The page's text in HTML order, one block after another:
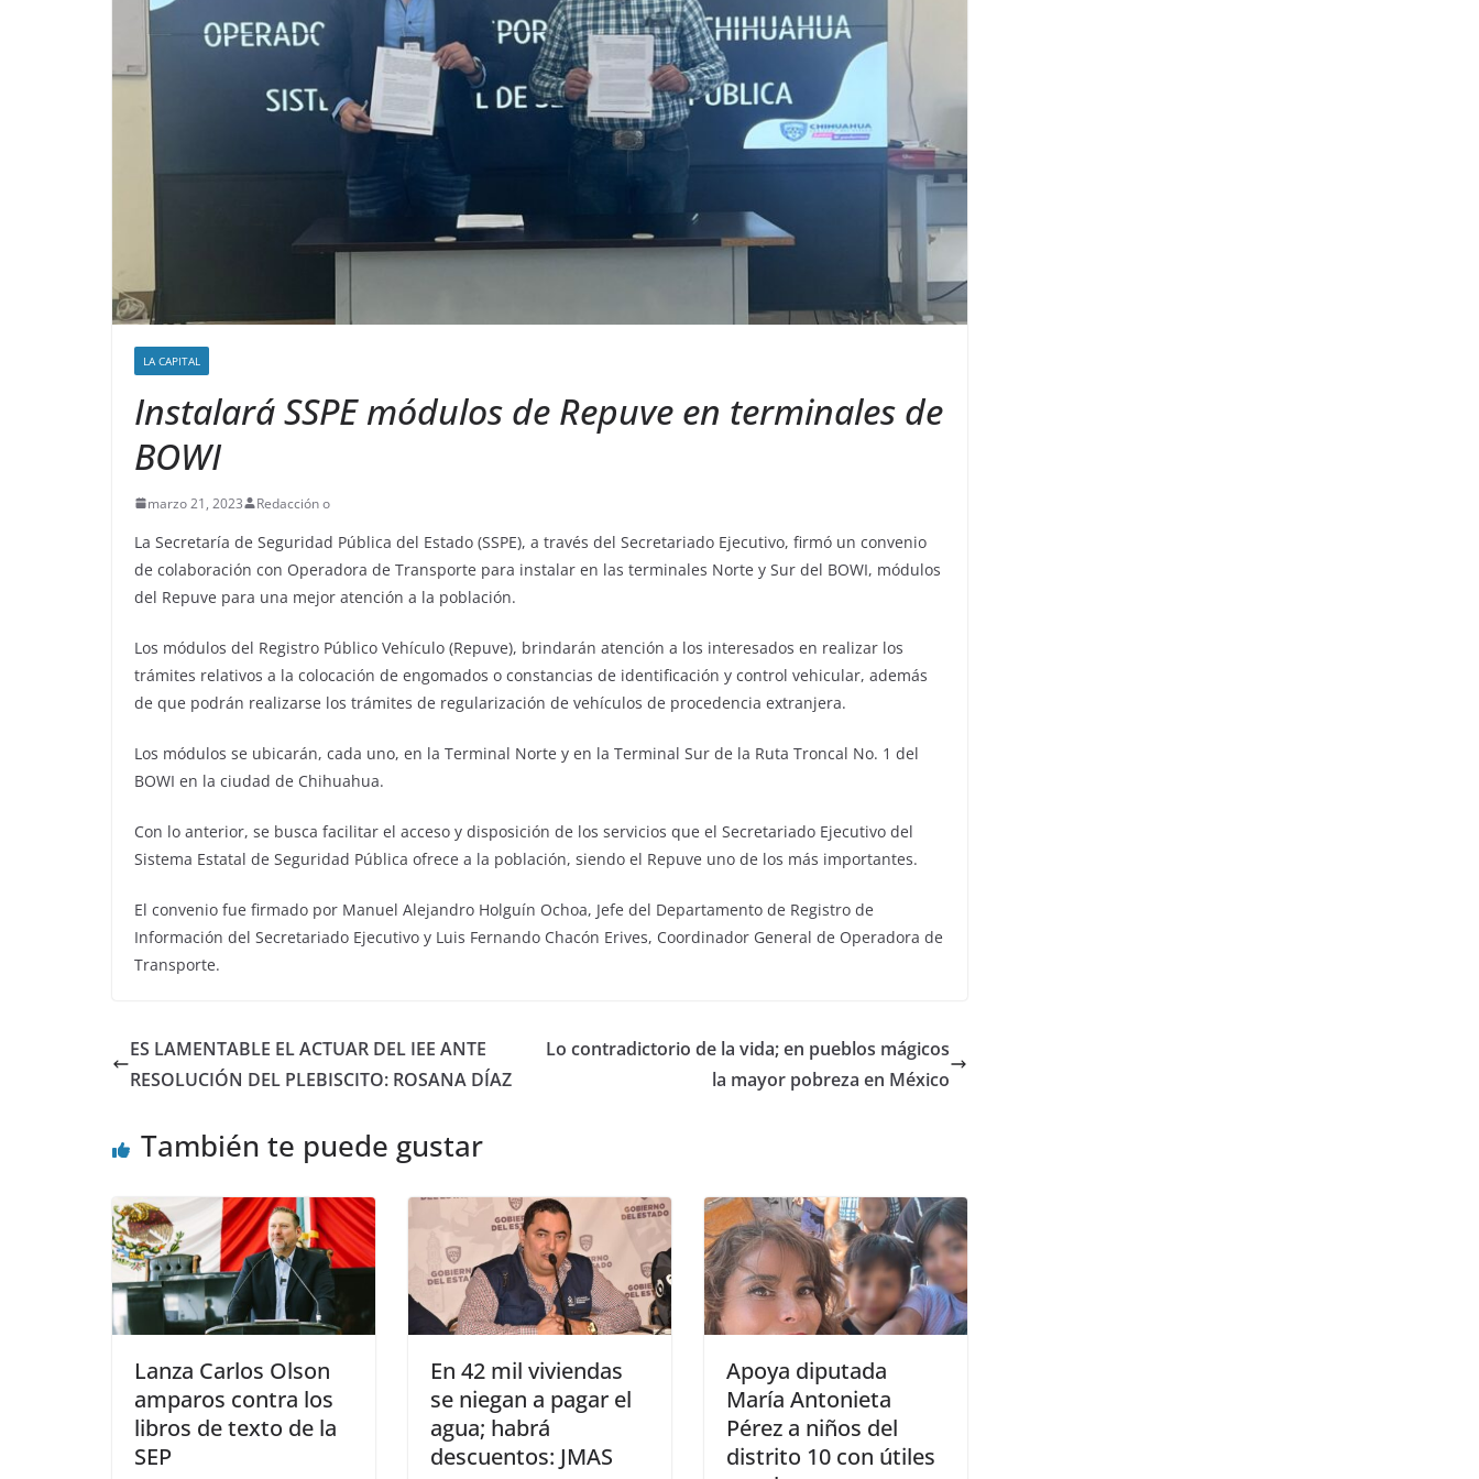
LA CAPITAL
Instalará SSPE módulos de Repuve en terminales de
BOWI
marzo 21, 2023 Redacción o
La Secretaría de Seguridad Pública del Estado (SSPE), a través del Secretariado Ejecutivo, firmó un convenio
de colaboración con Operadora de Transporte para instalar en las terminales Norte y Sur del BOWI, módulos
del Repuve para una mejor atención a la población.
Los módulos del Registro Público Vehículo (Repuve), brindarán atención a los interesados en realizar los
trámites relativos a la colocación de engomados o constancias de identificación y control vehicular, además
de que podrán realizarse los trámites de regularización de vehículos de procedencia extranjera.
Los módulos se ubicarán, cada uno, en la Terminal Norte y en la Terminal Sur de la Ruta Troncal No. 1 del
BOWI en la ciudad de Chihuahua.
Con lo anterior, se busca facilitar el acceso y disposición de los servicios que el Secretariado Ejecutivo del
Sistema Estatal de Seguridad Pública ofrece a la población, siendo el Repuve uno de los más importantes.
El convenio fue firmado por Manuel Alejandro Holguín Ochoa, Jefe del Departamento de Registro de
Información del Secretariado Ejecutivo y Luis Fernando Chacón Erives, Coordinador General de Operadora de
Transporte.
ES LAMENTABLE EL ACTUAR DEL IEE ANTE
RESOLUCIÓN DEL PLEBISCITO: ROSANA DÍAZ
Lo contradictorio de la vida; en pueblos mágicos
la mayor pobreza en México
También te puede gustar
Lanza Carlos Olson
amparos contra los
libros de texto de la
SEP
En 42 mil viviendas
se niegan a pagar el
agua; habrá
descuentos: JMAS
Apoya diputada
María Antonieta
Pérez a niños del
distrito 10 con útiles